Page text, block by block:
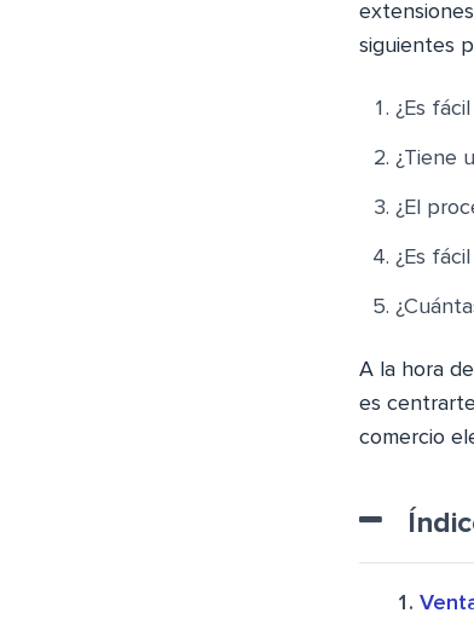
siguientes
¿Es
¿Tiene
¿El
¿Es
A la hora
es
comercio